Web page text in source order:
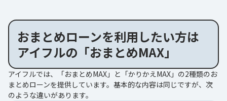
おまとめローンを利用したい方は
アイフルの「おまとめMAX」
アイフルでは、「おまとめMAX」と「かりかえMAX」の2種類のお
まとめローンを提供しています。基本的な内容は同じですが、次
のような違いがあります。